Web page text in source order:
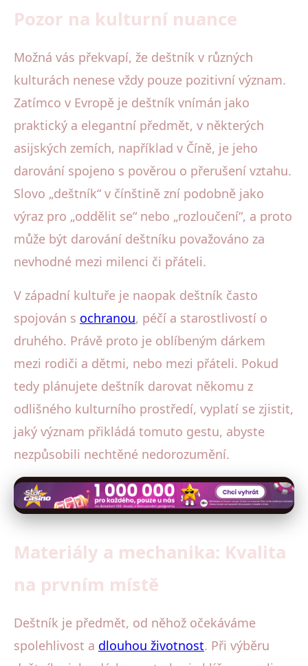
Pozor na kulturní nuance
Možná vás překvapí, že deštník v různých
kulturách nenese vždy pouze pozitivní význam.
Zatímco v Evropě je deštník vnímán jako
praktický a elegantní předmět, v některých
asijských zemích, například v Číně, je jeho
darování spojeno s pověrou o přerušení vztahu.
Slovo „deštník“ v čínštině zní podobně jako
výraz pro „oddělit se“ nebo „rozloučení“, a proto
může být darování deštníku považováno za
nevhodné mezi milenci či přáteli.
V západní kultuře je naopak deštník často
spojován s ochranou, péčí a starostlivostí o
druhého. Právě proto je oblíbeným dárkem
mezi rodiči a dětmi, nebo mezi přáteli. Pokud
tedy plánujete deštník darovat někomu z
odlišného kulturního prostředí, vyplatí se zjistit,
jaký význam přikládá tomuto gestu, abyste
nezpůsobili nechtěné nedorozumění.
Materiály a mechanika: Kvalita
na prvním místě
Deštník je předmět, od něhož očekáváme
spolehlivost a dlouhou životnost. Při výběru